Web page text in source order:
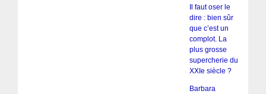
Il faut oser le
dire : bien sûr
que c’est un
complot. La
plus grosse
supercherie du
XXIe siècle ?
Barbara